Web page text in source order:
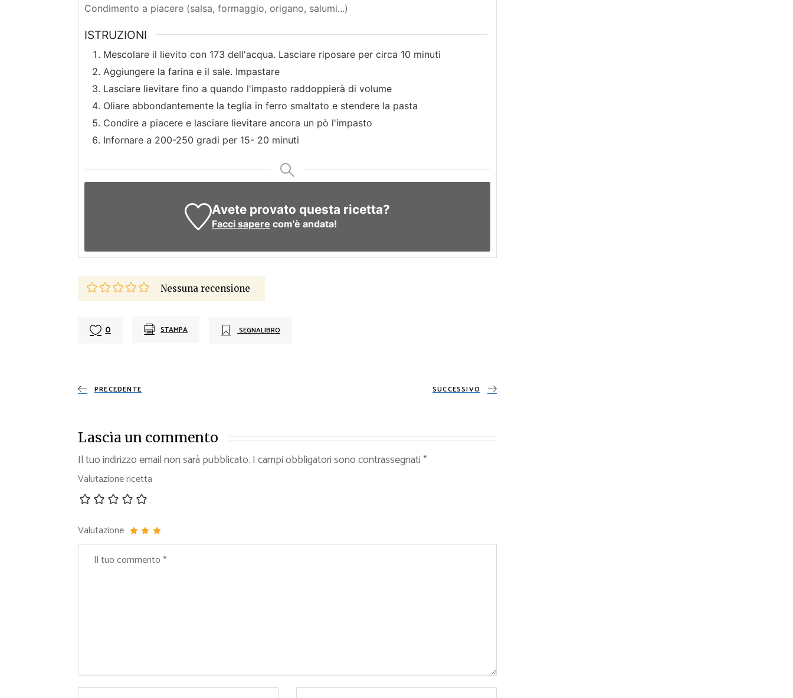
Condimento a piacere (salsa, formaggio, origano, salumi...)
ISTRUZIONI
Mescolare il lievito con 173 dell'acqua. Lasciare riposare per circa 10 minuti
Aggiungere la farina e il sale. Impastare
Lasciare lievitare fino a quando l'impasto raddoppierà di volume
Oliare abbondantemente la teglia in ferro smaltato e stendere la pasta
Condire a piacere e lasciare lievitare ancora un pò l'impasto
Infornare a 200-250 gradi per 15- 20 minuti
Avete provato questa ricetta?
Facci sapere com'è andata!
Nessuna recensione
0 STAMPA SEGNALIBRO
PRECEDENTE SUCCESSIVO
Lascia un commento
Il tuo indirizzo email non sarà pubblicato. I campi obbligatori sono contrassegnati*
Valutazione ricetta
Valutazione